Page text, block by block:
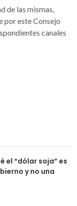
de las mismas,
por este Consejo
canales
el “dólar soja” es
y no una